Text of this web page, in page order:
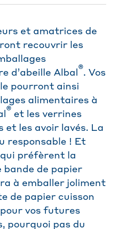
et amatrices de
recouvrir les
d’abeille Albal ®. Vos
pourront ainsi
alimentaires à
® et les verrines
et les avoir lavés. La
responsable ! Et
préfèrent la
bande de papier
à emballer joliment
de papier cuisson
vos futures
pourquoi pas du